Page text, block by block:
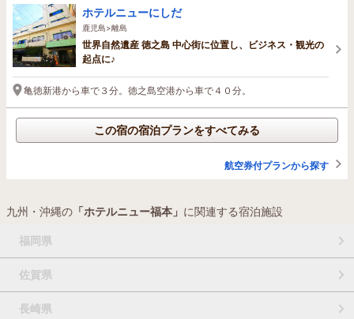
ホテルニューにしだ
鹿児島>離島
世界自然遺産 徳之島 中心街に位置し、ビジネス・観光の
起点に♪
亀徳新港から車で３分。徳之島空港から車で４０分。
この宿の宿泊プランをすべてみる
航空券付プランから探す
九州・沖縄の 「ホテルニュー福本」 に関連する宿泊施設
福岡県
佐賀県
長崎県